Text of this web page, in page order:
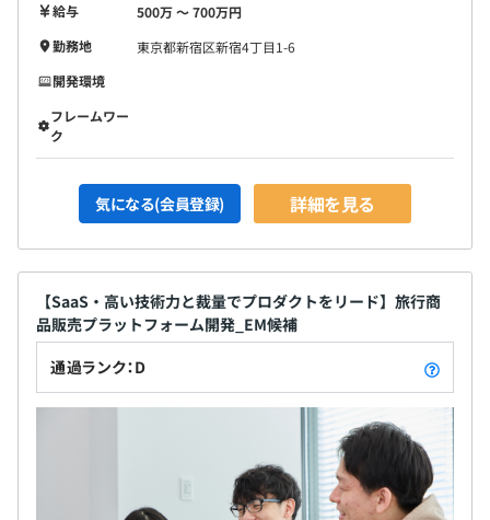
給与
500万 〜 700万円
勤務地
東京都新宿区新宿4丁目1-6
開発環境
フレームワー
ク
気になる(会員登録) 詳細を見る
【SaaS・高い技術力と裁量でプロダクトをリード】旅行商
品販売プラットフォーム開発_EM候補
通過ランク：D